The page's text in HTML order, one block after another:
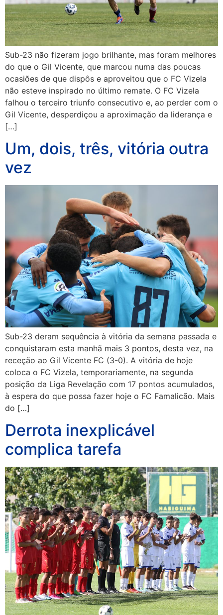
Sub-23 não fizeram jogo brilhante, mas foram melhores
do que o Gil Vicente, que marcou numa das poucas
ocasiões de que dispôs e aproveitou que o FC Vizela
não esteve inspirado no último remate. O FC Vizela
falhou o terceiro triunfo consecutivo e, ao perder com o
Gil Vicente, desperdiçou a aproximação da liderança e
[…]
Um, dois, três, vitória outra
vez
Sub-23 deram sequência à vitória da semana passada e
conquistaram esta manhã mais 3 pontos, desta vez, na
receção ao Gil Vicente FC (3-0). A vitória de hoje
coloca o FC Vizela, temporariamente, na segunda
posição da Liga Revelação com 17 pontos acumulados,
à espera do que possa fazer hoje o FC Famalicão. Mais
do […]
Derrota inexplicável
complica tarefa